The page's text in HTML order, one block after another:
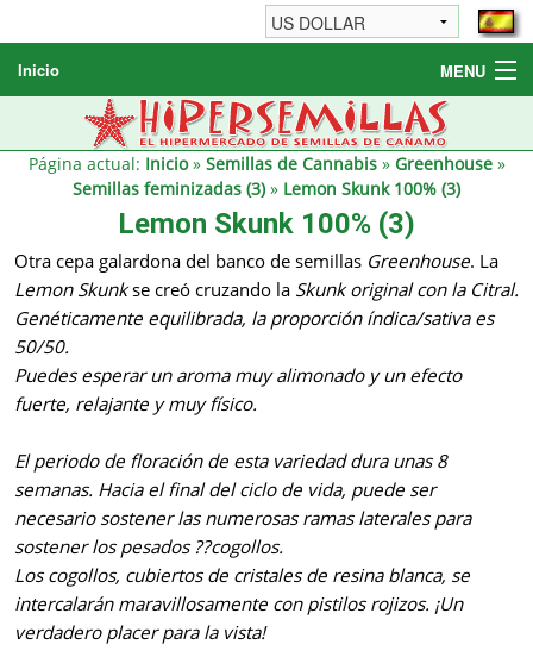
Inicio MENU
Semillas de cannabis
Otros productos
Revendedores
Página actual: Inicio» Semillas de Cannabis» Greenhouse»
Semillas feminizadas (3)» Lemon Skunk 100% (3)
Lemon Skunk 100% (3)
Otra cepa galardona del banco de semillas Greenhouse. La
Lemon Skunkse creó cruzando la Skunk original con la Citral.
Genéticamente equilibrada, la proporción índica/sativa es
50/50.
Puedes esperar un aroma muy alimonado y un efecto
fuerte, relajante y muy físico.
El periodo de floración de esta variedad dura unas 8
semanas. Hacia el final del ciclo de vida, puede ser
necesario sostener las numerosas ramas laterales para
sostener los pesados ??cogollos.
Los cogollos, cubiertos de cristales de resina blanca, se
intercalarán maravillosamente con pistilos rojizos. ¡Un
verdadero placer para la vista!